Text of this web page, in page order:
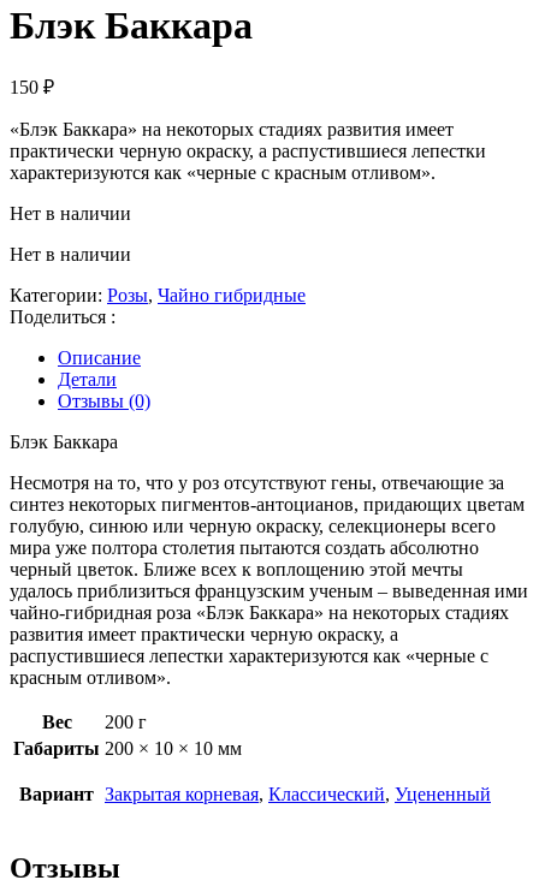
Блэк Баккара
150 ₽
«Блэк Баккара» на некоторых стадиях развития имеет
практически черную окраску, а распустившиеся лепестки
характеризуются как «черные с красным отливом».
Нет в наличии
Нет в наличии
Категории: Розы, Чайно гибридные
Поделиться :
Описание
Детали
Отзывы (0)
Блэк Баккара
Несмотря на то, что у роз отсутствуют гены, отвечающие за
синтез некоторых пигментов-антоцианов, придающих цветам
голубую, синюю или черную окраску, селекционеры всего
мира уже полтора столетия пытаются создать абсолютно
черный цветок. Ближе всех к воплощению этой мечты
удалось приблизиться французским ученым – выведенная ими
чайно-гибридная роза «Блэк Баккара» на некоторых стадиях
развития имеет практически черную окраску, а
распустившиеся лепестки характеризуются как «черные с
красным отливом».
Вес
200 г
Габариты 200 × 10 × 10 мм
Вариант Закрытая корневая, Классический, Уцененный
Отзывы